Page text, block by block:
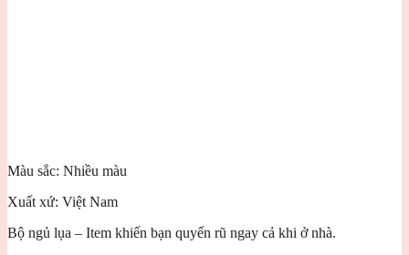
Màu sắc: Nhiều màu
Xuất xứ: Việt Nam
Bộ ngủ lụa – Item khiến bạn quyến rũ ngay cả khi ở nhà.